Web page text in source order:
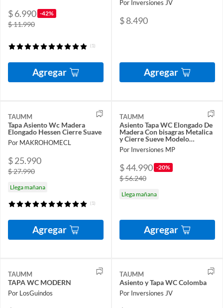
$ 6.990 -42%
$ 11.990
(1)
Agregar
Por Inversiones JV
$ 8.490
Agregar
TAUMM
Tapa Asiento Wc Madera
Elongado Hessen Cierre Suave
Por MAKROHOMECL
$ 25.990
$ 27.990
Llega mañana
(1)
Agregar
TAUMM
Asiento Tapa WC Elongado De
Madera Con bisagras Metalica
y Cierre Sueve Modelo
Hamburg Marca
Por Inversiones MP
$ 44.990 -20%
$ 56.240
Llega mañana
Agregar
TAUMM
TAPA WC MODERN
Por LosGuindos
TAUMM
Asiento y Tapa WC Colomba
Por Inversiones JV